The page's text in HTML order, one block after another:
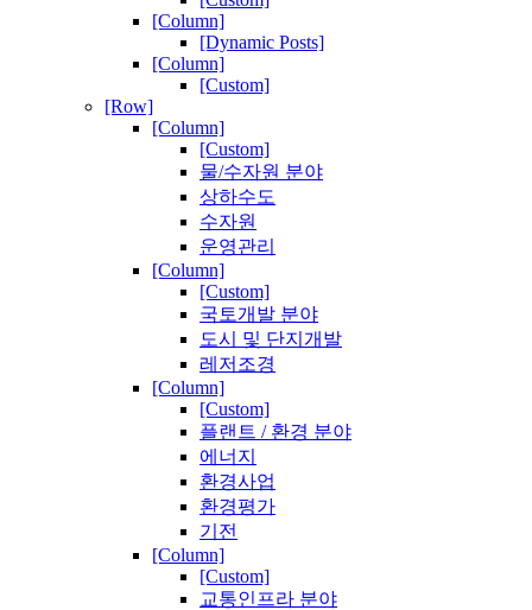
[Column]
[Dynamic Posts]
[Column]
[Custom]
[Row]
[Column]
[Custom]
물/수자원 분야
상하수도
수자원
운영관리
[Column]
[Custom]
국토개발 분야
도시 및 단지개발
레저조경
[Column]
[Custom]
플랜트 / 환경 분야
에너지
환경사업
환경평가
기전
[Column]
[Custom]
교통인프라 분야